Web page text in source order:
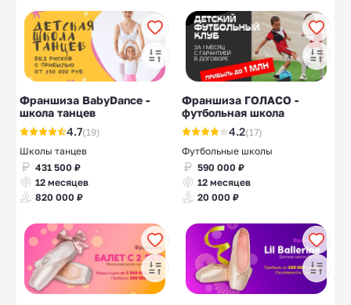
Франшиза BabyDance -
школа танцев
4.7(19)
Школы танцев
431 500 ₽
12 месяцев
820 000 ₽
Франшиза ГОЛАСО -
футбольная школа
4.2(17)
Футбольные школы
590 000 ₽
12 месяцев
20 000 ₽